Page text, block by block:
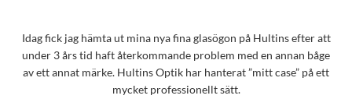
Idag fick jag hämta ut mina nya fina glasögon på Hultins efter att
under 3 års tid haft återkommande problem med en annan båge
av ett annat märke. Hultins Optik har hanterat ”mitt case” på ett
mycket professionellt sätt.